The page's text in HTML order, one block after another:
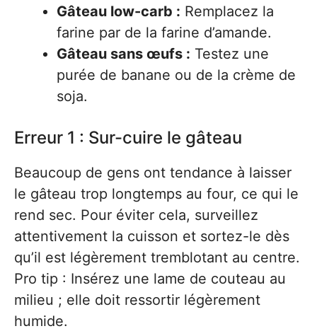
Gâteau low-carb : Remplacez la
farine par de la farine d’amande.
Gâteau sans œufs : Testez une
purée de banane ou de la crème de
soja.
Erreur 1 : Sur-cuire le gâteau
Beaucoup de gens ont tendance à laisser
le gâteau trop longtemps au four, ce qui le
rend sec. Pour éviter cela, surveillez
attentivement la cuisson et sortez-le dès
qu’il est légèrement tremblotant au centre.
Pro tip : Insérez une lame de couteau au
milieu ; elle doit ressortir légèrement
humide.